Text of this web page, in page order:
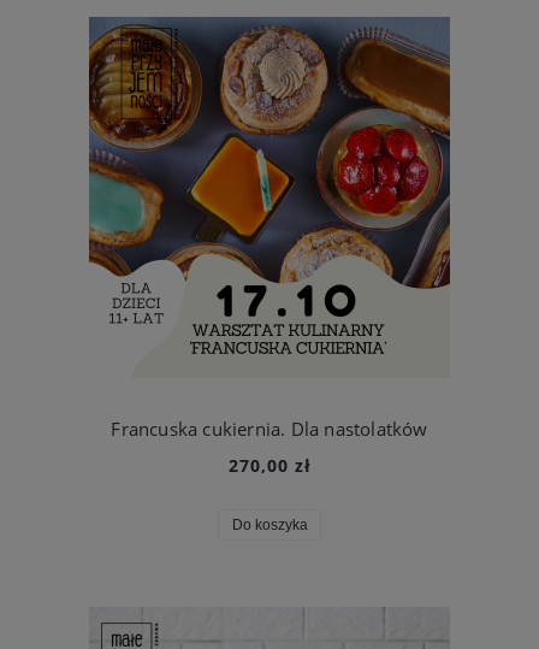
Francuska cukiernia. Dla nastolatków
270,00 zł
Do koszyka